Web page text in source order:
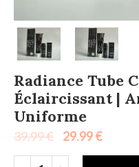
Radiance Tube
Éclaircissant |
Uniforme
39.99€ 29.99€